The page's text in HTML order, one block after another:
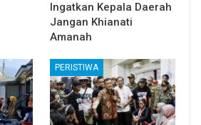
Ingatkan Kepala Daerah
Jangan Khianati
Amanah
PERISTIWA